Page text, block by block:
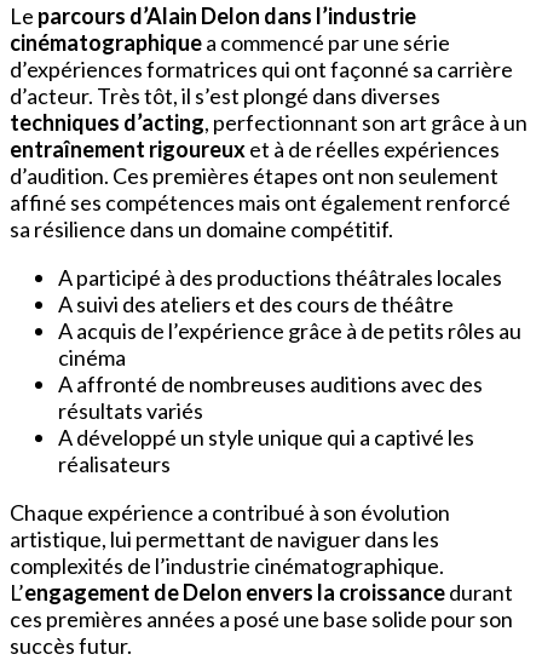
Le parcours d’Alain Delon dans l’industrie
cinématographiquea commencé par une série
d’expériences formatrices qui ont façonné sa carrière
d’acteur. Très tôt, il s’est plongé dans diverses
techniques d’acting, perfectionnant son art grâce à un
entraînement rigoureuxet à de réelles expériences
d’audition. Ces premières étapes ont non seulement
affiné ses compétences mais ont également renforcé
sa résilience dans un domaine compétitif.
A participé à des productions théâtrales locales
A suivi des ateliers et des cours de théâtre
A acquis de l’expérience grâce à de petits rôles au
cinéma
A affronté de nombreuses auditions avec des
résultats variés
A développé un style unique qui a captivé les
réalisateurs
Chaque expérience a contribué à son évolution
artistique, lui permettant de naviguer dans les
complexités de l’industrie cinématographique.
L’engagement de Delon envers la croissancedurant
ces premières années a posé une base solide pour son
succès futur.